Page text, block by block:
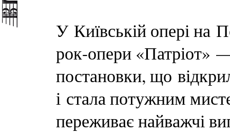
У Київській опері на
рок-опери «Патріот»
постановки, що
і стала потужним
переживає найважчі